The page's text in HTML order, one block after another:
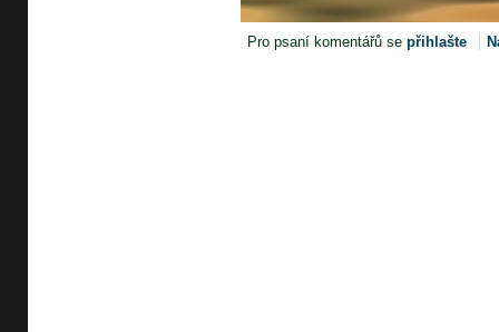
Pro psaní komentářů sepřihlašte